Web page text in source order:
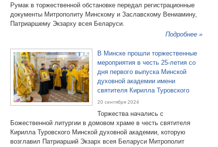
Румак в торжественной обстановке передал регистрационные
документы Митрополиту Минскому и Заславскому Вениамину,
Патриаршему Экзарху всея Беларуси.
Подробнее »
В Минске прошли торжественные
мероприятия в честь 25-летия со
дня первого выпуска Минской
духовной академии имени
святителя Кирилла Туровского
20 сентября 2024
Торжества начались с
Божественной литургии в домовом храме в честь святителя
Кирилла Туровского Минской духовной академии, которую
возглавил Патриарший Экзарх всея Беларуси Митрополит